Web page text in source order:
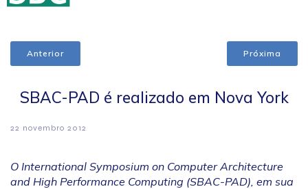
Anterior Próxima
SBAC-PAD é realizado em Nova York
22 novembro 2012
O International Symposium on Computer Architecture
and High Performance Computing (SBAC-PAD), em sua